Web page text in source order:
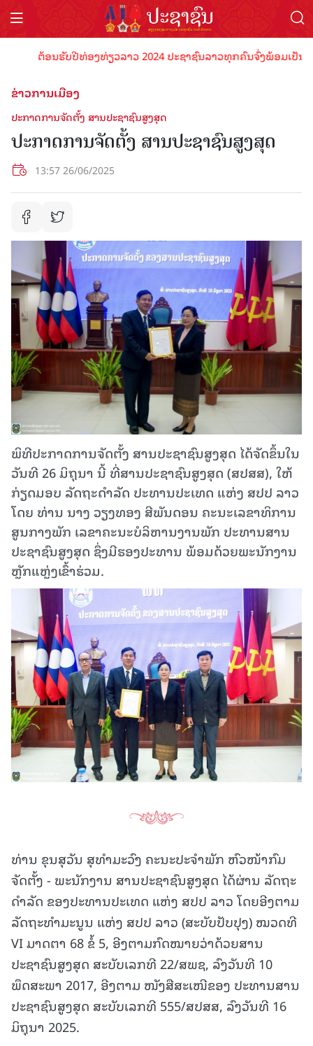
ຕ້ອນຮັບປີທ່ອງທ່ຽວລາວ 2024 ປະຊາຊົນລາວທຸກຄົນຈົ່ງພ້ອມເປັນເ
ຂ່າວການເມືອງ
ປະກາດການຈັດຕັ້ງ ສານປະຊາຊົນສູງສຸດ
ປະກາດການຈັດຕັ້ງ ສານປະຊາຊົນສູງສຸດ
13:57 26/06/2025
ພິທີປະກາດການຈັດຕັ້ງ ສານປະຊາຊົນສູງສຸດ ໄດ້ຈັດຂຶ້ນໃນ
ວັນທີ 26 ມິຖຸນາ ນີ້ ທີ່ສານປະຊາຊົນສູງສຸດ (ສປສສ), ໃຫ້
ກ່ຽດມອບ ລັດຖະດຳລັດ ປະທານປະເທດ ແຫ່ງ ສປປ ລາວ
ໂດຍ ທ່ານ ນາງ ວຽງທອງ ສີພັນດອນ ຄະນະເລຂາທິການ
ສູນກາງພັກ ເລຂາຄະນະບໍລິຫານງານພັກ ປະທານສານ
ປະຊາຊົນສູງສຸດ ຊຶ່ງມີຮອງປະທານ ພ້ອມດ້ວຍພະນັກງານ
ຫຼັກແຫຼ່ງເຂົ້າຮ່ວມ.
ທ່ານ ຂຸນສຸວັນ ສຸທຳມະວົງ ຄະນະປະຈຳພັກ ຫົວໜ້າກົມ
ຈັດຕັ້ງ - ພະນັກງານ ສານປະຊາຊົນສູງສຸດ ໄດ້ຜ່ານ ລັດຖະ
ດຳລັດ ຂອງປະທານປະເທດ ແຫ່ງ ສປປ ລາວ ໂດຍອີງຕາມ
ລັດຖະທຳມະນູນ ແຫ່ງ ສປປ ລາວ (ສະບັບປັບປຸງ) ໝວດທີ
VI ມາດຕາ 68 ຂໍ້ 5, ອີງຕາມກົດໝາຍວ່າດ້ວຍສານ
ປະຊາຊົນສູງສຸດ ສະບັບເລກທີ 22/ສພຊ, ລົງວັນທີ 10
ພຶດສະພາ 2017, ອີງຕາມ ໜັງສືສະເໜີຂອງ ປະທານສານ
ປະຊາຊົນສູງສຸດ ສະບັບເລກທີ 555/ສປສສ, ລົງວັນທີ 16
ມິຖຸນາ 2025.